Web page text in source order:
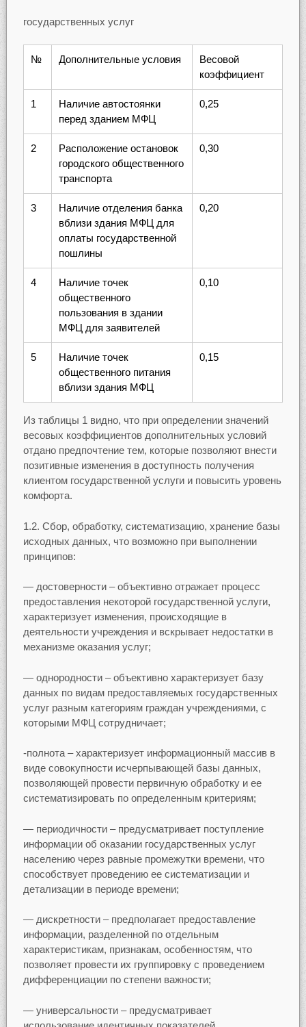
государственных услуг
№ Дополнительные условия
Весовой
коэффициент
1
Наличие автостоянки
перед зданием МФЦ
0,25
2
Расположение остановок
городского общественного
транспорта
0,30
3
Наличие отделения банка
вблизи здания МФЦ для
оплаты государственной
пошлины
0,20
4
Наличие точек
общественного
пользования в здании
МФЦ для заявителей
0,10
5
Наличие точек
общественного питания
вблизи здания МФЦ
0,15
Из таблицы 1 видно, что при определении значений
весовых коэффициентов дополнительных условий
отдано предпочтение тем, которые позволяют внести
позитивные изменения в доступность получения
клиентом государственной услуги и повысить уровень
комфорта.
1.2. Сбор, обработку, систематизацию, хранение базы
исходных данных, что возможно при выполнении
принципов:
— достоверности – объективно отражает процесс
предоставления некоторой государственной услуги,
характеризует изменения, происходящие в
деятельности учреждения и вскрывает недостатки в
механизме оказания услуг;
— однородности – объективно характеризует базу
данных по видам предоставляемых государственных
услуг разным категориям граждан учреждениями, с
которыми МФЦ сотрудничает;
-полнота – характеризует информационный массив в
виде совокупности исчерпывающей базы данных,
позволяющей провести первичную обработку и ее
систематизировать по определенным критериям;
— периодичности – предусматривает поступление
информации об оказании государственных услуг
населению через равные промежутки времени, что
способствует проведению ее систематизации и
детализации в периоде времени;
— дискретности – предполагает предоставление
информации, разделенной по отдельным
характеристикам, признакам, особенностям, что
позволяет провести их группировку с проведением
дифференциации по степени важности;
— универсальности – предусматривает